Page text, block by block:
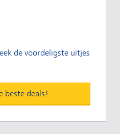
de voordeligste uitjes
beste deals!